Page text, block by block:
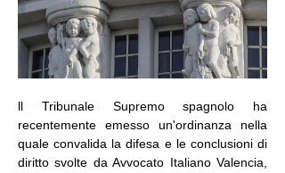
ll Tribunale Supremo spagnolo ha
recentemente emesso un'ordinanza nella
quale convalida la difesa e le conclusioni di
diritto svolte da Avvocato Italiano Valencia,